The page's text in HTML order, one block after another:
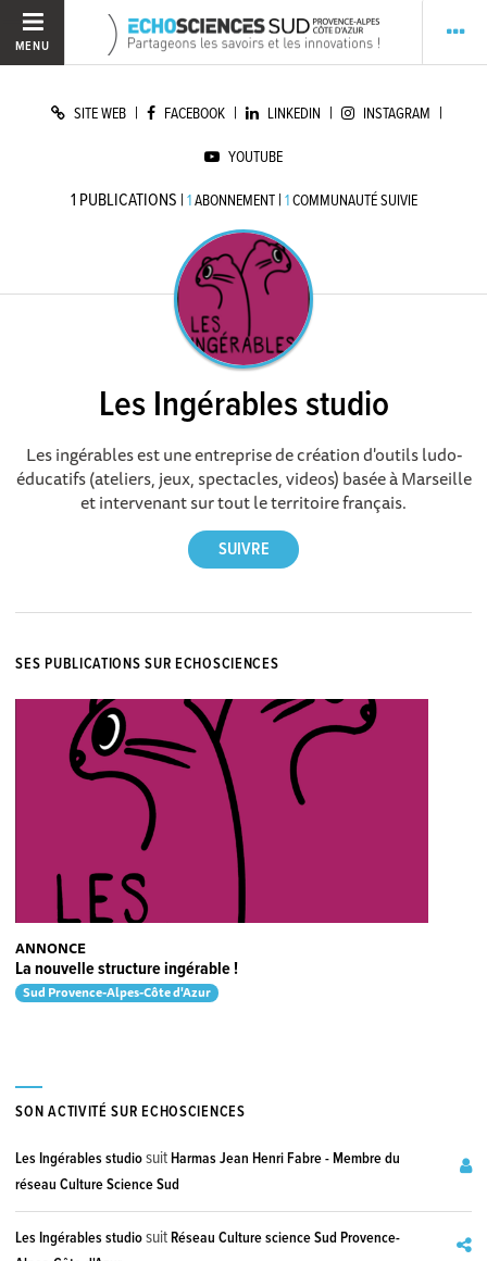
MENU
SITE WEB | FACEBOOK | LINKEDIN | INSTAGRAM |
YOUTUBE
1 PUBLICATIONS | 1ABONNEMENT | 1COMMUNAUTÉ SUIVIE
Les Ingérables studio
Les ingérables est une entreprise de création d'outils ludo-
éducatifs (ateliers, jeux, spectacles, videos) basée à Marseille
et intervenant sur tout le territoire français.
SES PUBLICATIONS SUR ECHOSCIENCES
ANNONCE
La nouvelle structure ingérable !
Sud Provence-Alpes-Côte d'Azur
SON ACTIVITÉ SUR ECHOSCIENCES
Les Ingérables studiosuitHarmas Jean Henri Fabre - Membre du
réseau Culture Science Sud
Les Ingérables studiosuitRéseau Culture science Sud Provence-